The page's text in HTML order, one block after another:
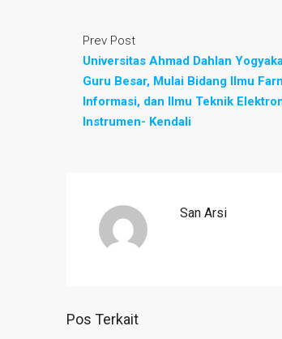
Prev Post
Universitas Ahmad Dahlan
Guru Besar, Mulai Bidang Ilmu
Informasi, dan Ilmu Teknik
Instrumen- Kendali
San Arsi
Pos Terkait